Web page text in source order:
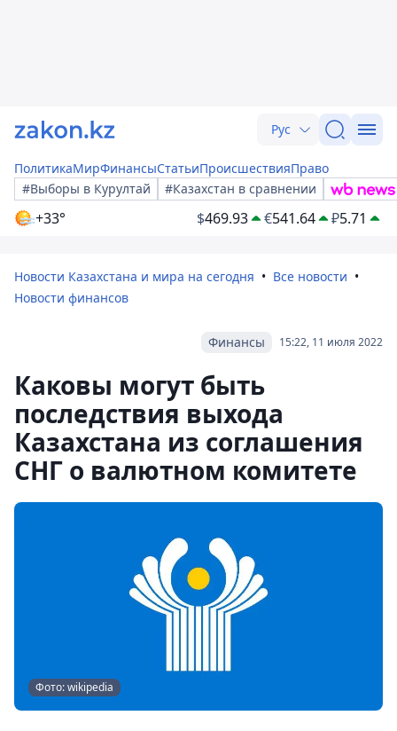
Рус
ПолитикаМирФинансыСтатьиПроисшествияПраво
#Выборы в Курултай
#Казахстан в сравнении
+33° $469.93 €541.64 ₽5.71
Новости Казахстана и мира на сегодня
Все новости
Новости финансов
15:22, 11 июля 2022
Финансы
Каковы могут быть
последствия выхода
Казахстана из соглашения
СНГ о валютном комитете
Фото: wikipedia